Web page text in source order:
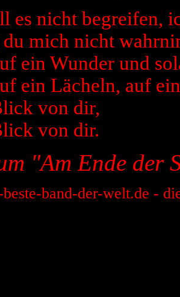
es nicht begreifen,
mich nicht
ein Wunder und
ein Lächeln, auf
von dir,
von dir.
"Am Ende der
band-der-welt.de -